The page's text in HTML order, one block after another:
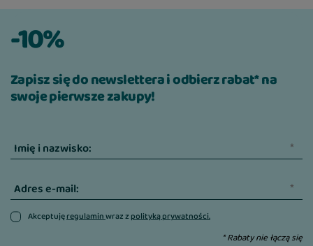
-10%
Zapisz się do newslettera i odbierz rabat* na
swoje pierwsze zakupy!
Imię i nazwisko:
Adres e-mail:
Akceptujęregulaminwraz zpolityką prywatności.
* Rabaty nie łączą się